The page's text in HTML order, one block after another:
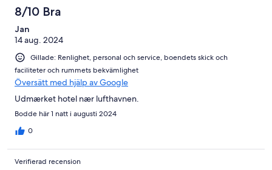
8/10 Bra
Jan
14 aug. 2024
Gillade: Renlighet, personal och service, boendets skick och
faciliteter och rummets bekvämlighet
Översätt med hjälp av Google
Udmærket hotel nær lufthavnen.
Bodde här 1 natt i augusti 2024
0
Verifierad recension